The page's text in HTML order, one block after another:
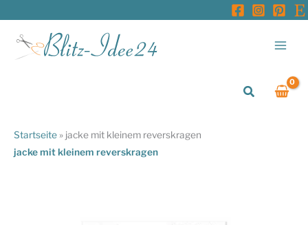
springen
Suchen
Startseite » jacke mit kleinem reverskragen
jacke mit kleinem reverskragen